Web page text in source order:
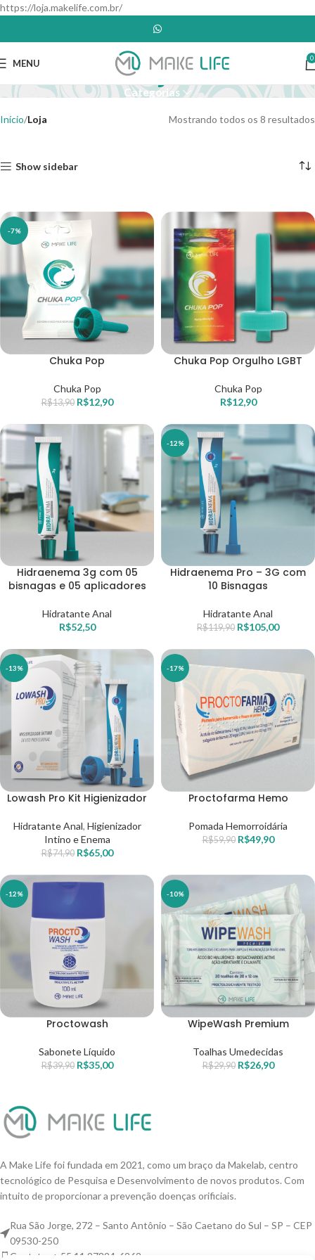
https://loja.makelife.com.br/
MENU 0
Loja
Categorias
Início Loja Mostrando todos os 8 resultados
Show sidebar
-7%
Chuka Pop
Chuka Pop
R$13,90 R$12,90
Chuka Pop Orgulho LGBT
Chuka Pop
R$12,90
Hidraenema 3g com 05
bisnagas e 05 aplicadores
Hidratante Anal
R$52,50
-12%
Hidraenema Pro – 3G com
10 Bisnagas
Hidratante Anal
R$119,90 R$105,00
-13%
Lowash Pro Kit Higienizador
Hidratante Anal, Higienizador
Intino e Enema
R$74,90 R$65,00
-17%
Proctofarma Hemo
Pomada Hemorroidária
R$59,90 R$49,90
-12%
Proctowash
Sabonete Líquido
R$39,90 R$35,00
-10%
WipeWash Premium
Toalhas Umedecidas
R$29,90 R$26,90
A Make Life foi fundada em 2021, como um braço da Makelab, centro
tecnológico de Pesquisa e Desenvolvimento de novos produtos. Com
intuito de proporcionar a prevenção doenças orificiais.
Rua São Jorge, 272 – Santo Antônio – São Caetano do Sul – SP – CEP
09530-250
Contato: + 55 11 97894-6262